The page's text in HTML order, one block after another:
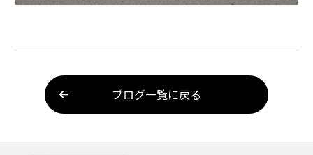
ブログ一覧に戻る